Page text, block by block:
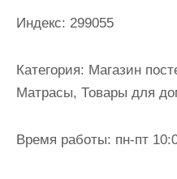
Индекс: 299055
Категория: Магазин
Матрасы, Товары для
Время работы: пн-пт